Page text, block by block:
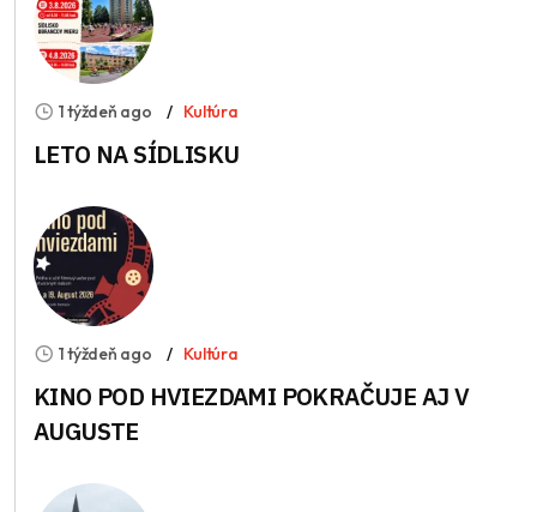
1 týždeň ago Kultúra
LETO NA SÍDLISKU
1 týždeň ago Kultúra
KINO POD HVIEZDAMI POKRAČUJE AJ V
AUGUSTE